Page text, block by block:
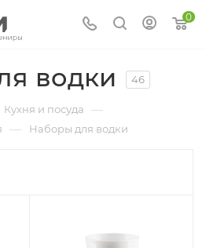
0
водки 46
Кухня и посуда —
— Наборы для водки